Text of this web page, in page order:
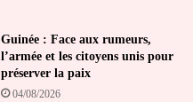
Guinée : Face aux rumeurs,
l’armée et les citoyens unis pour
préserver la paix
04/08/2026